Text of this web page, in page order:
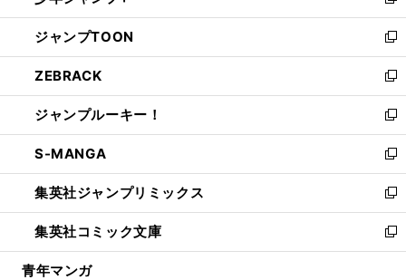
開
く
ウ
で
開
く
ン
ド
ウ
で
開
く
ウ
ィ
ン
ド
ウ
で
開
く
し
い
ウ
ィ
ン
ド
ウ
で
開
く
ジャンプTOON
新
し
い
ウ
ィ
ン
ド
ウ
で
開
く
ZEBRACK
新
し
い
ウ
ィ
ン
ド
ウ
で
開
ジャンプルーキー！
新
し
い
ウ
ィ
ン
ド
ウ
S-MANGA
新
し
い
ウ
ィ
ン
集英社ジャンプリミックス
新
し
い
ウ
集英社コミック文庫
新
し
青年マンガ